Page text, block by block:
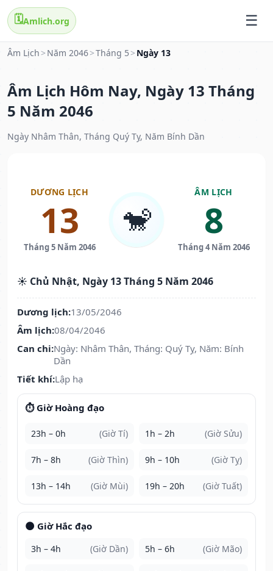
🗓️Amlich.org
Âm Lịch > Năm 2046>Tháng 5 > Ngày 13
Âm Lịch Hôm Nay, Ngày 13 Tháng
5 Năm 2046
Ngày Nhâm Thân, Tháng Quý Tỵ, Năm Bính Dần
DƯƠNG LỊCH
13
Tháng 5 Năm 2046
🐒
ÂM LỊCH
8
Tháng 4 Năm 2046
☀️ Chủ Nhật, Ngày 13 Tháng 5 Năm 2046
Dương lịch:13/05/2046
Âm lịch:08/04/2046
Can chi:Ngày: Nhâm Thân, Tháng: Quý Tỵ, Năm: Bính
Dần
Tiết khí:Lập hạ
⏱️ Giờ Hoàng đạo
23h – 0h (Giờ Tí) 1h – 2h (Giờ Sửu)
7h – 8h (Giờ Thìn) 9h – 10h (Giờ Tỵ)
13h – 14h (Giờ Mùi) 19h – 20h (Giờ Tuất)
🌑 Giờ Hắc đạo
3h – 4h (Giờ Dần) 5h – 6h (Giờ Mão)